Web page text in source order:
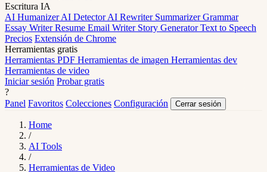
Escritura IA
AI HumanizerAI DetectorAI Rewriter SummarizerGrammar
Essay WriterResume Email Writer Story GeneratorText to Speech
Precios Extensión de Chrome
Herramientas gratis
Herramientas PDF Herramientas de imagen Herramientas dev
Herramientas de video
Iniciar sesión Probar gratis
?
Panel Favoritos Colecciones Configuración Cerrar sesión
Home
/
AI Tools
/
Herramientas de Video